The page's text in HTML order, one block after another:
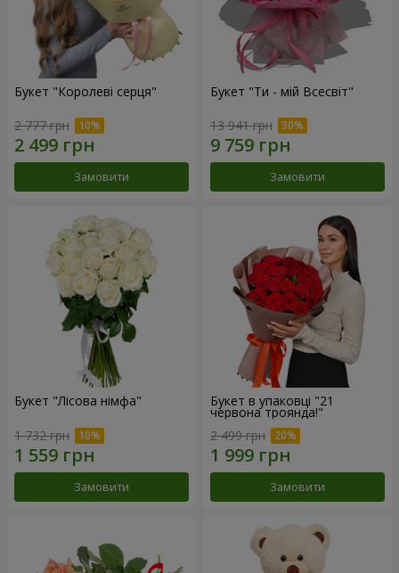
Букет "Королеві серця"
2 777 грн
Замовити
Букет "Ти - мій Всесвіт"
13 941 грн
Замовити
Букет "Лісова німфа"
1 732 грн
Замовити
Букет в упаковці "21
червона троянда!"
2 499 грн
Замовити